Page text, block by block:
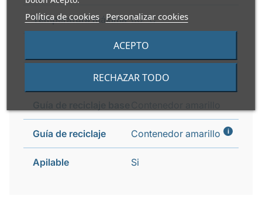
Política de cookies Personalizar cookies
RECHAZAR TODO
ACEPTO
Temperatura máxima 60 °C
Temperatura mínima -40 °C
Si
Guía de reciclaje Contenedor amarillo i
Apilable Si